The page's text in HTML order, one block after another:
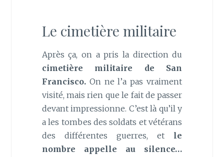
Le cimetière militaire
Après ça, on a pris la direction du
cimetière militaire de San
Francisco.On ne l’a pas vraiment
visité, mais rien que le fait de passer
devant impressionne. C’est là qu’il y
a les tombes des soldats et vétérans
des différentes guerres, et le
nombre appelle au silence…